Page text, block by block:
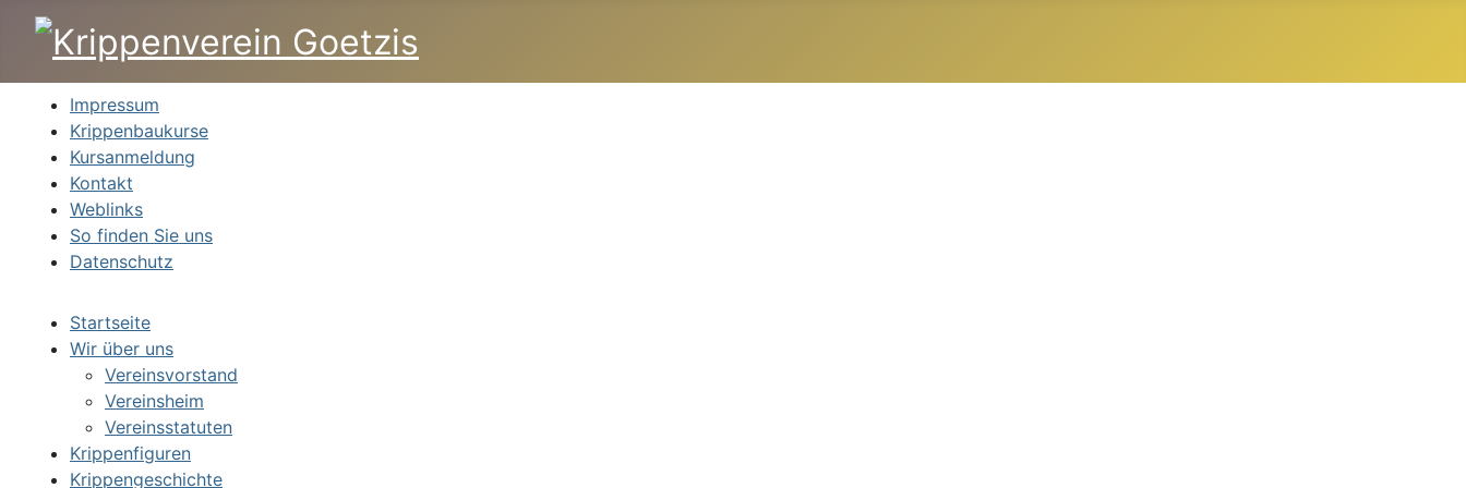
Impressum
Krippenbaukurse
Kursanmeldung
Kontakt
Weblinks
So finden Sie uns
Datenschutz
Startseite
Wir über uns
Vereinsvorstand
Vereinsheim
Vereinsstatuten
Krippenfiguren
Krippengeschichte